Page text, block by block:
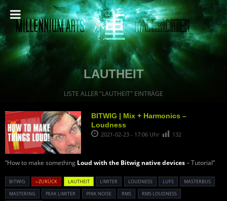
LAUTHEIT
LISTE ALLER "LAUTHEIT" EINTRÄGE
BITWIG | Mix + Harmonics –
Loudness
2021-02-23 - 17:06 Uhr 132
“How to make something Loud with the Bitwig native devices– Tutorial”
BITWIG « ZURÜCK LAUTHEIT LIMITER LOUDNESS LUFS
MASTERBUS
MASTERING
PEAK LIMITER PINK NOISE RMS
RMS LOUDNESS